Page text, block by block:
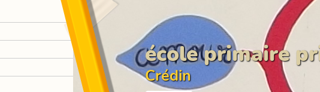
école primaire
Crédin